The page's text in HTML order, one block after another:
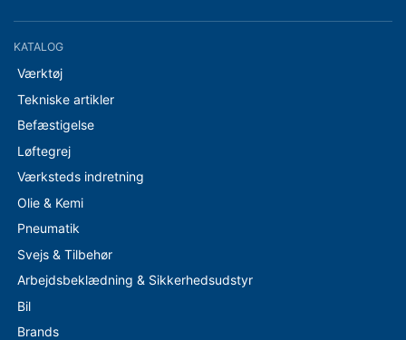
KATALOG
Værktøj
Tekniske artikler
Befæstigelse
Løftegrej
Værksteds indretning
Olie & Kemi
Pneumatik
Svejs & Tilbehør
Arbejdsbeklædning & Sikkerhedsudstyr
Bil
Brands